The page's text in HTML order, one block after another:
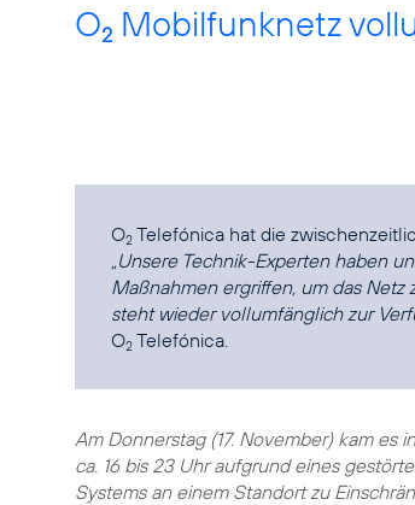
O2 Mobilfunknetz
O2
„Unsere Technik-Experten haben
Maßnahmen ergriffen, um das
steht wieder vollumfänglich zur
O2 Telefónica.
Am Donnerstag (17. November) kam es
ca. 16 bis 23 Uhr aufgrund eines
Systems an einem Standort zu